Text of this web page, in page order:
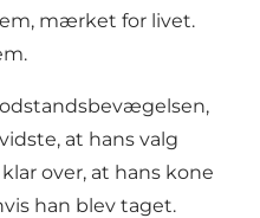
mærket for livet.
at hans valg
over, at hans kone
han blev taget.